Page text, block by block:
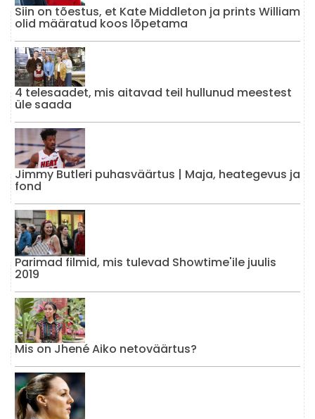
Siin on tõestus, et Kate Middleton ja prints William
olid määratud koos lõpetama
4 telesaadet, mis aitavad teil hullunud meestest
üle saada
Jimmy Butleri puhasväärtus | Maja, heategevus ja
fond
Parimad filmid, mis tulevad Showtime'ile juulis
2019
Mis on Jhené Aiko netoväärtus?